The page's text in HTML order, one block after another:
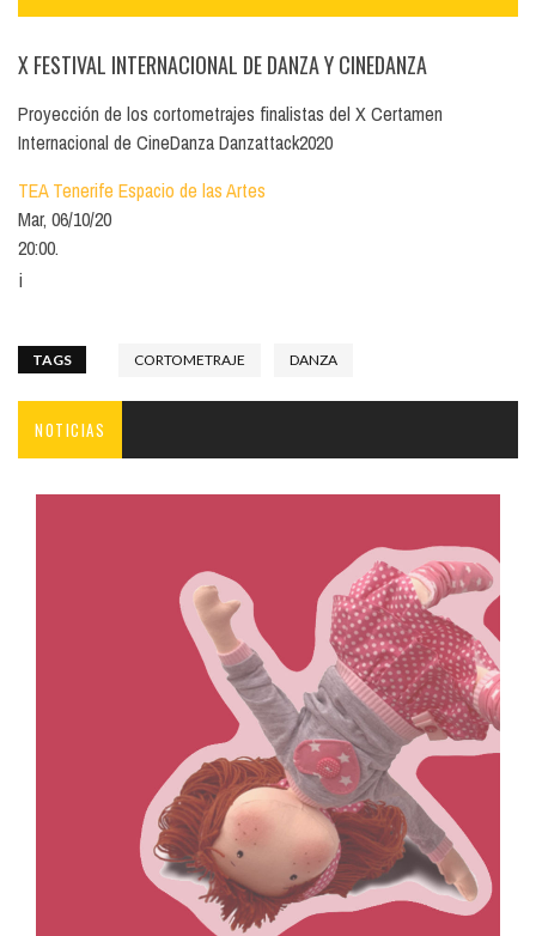
X FESTIVAL INTERNACIONAL DE DANZA Y CINEDANZA
Proyección de los cortometrajes finalistas del X Certamen
Internacional de CineDanza Danzattack2020
TEA Tenerife Espacio de las Artes
Mar, 06/10/20
20:00.
¡
TAGS CORTOMETRAJE DANZA
NOTICIAS